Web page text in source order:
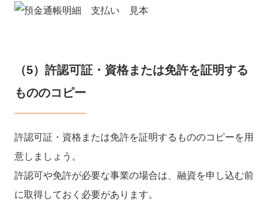
（5）許認可証・資格または免許を証明する
もののコピー
許認可証・資格または免許を証明するもののコピーを用
意しましょう。
許認可や免許が必要な事業の場合は、融資を申し込む前
に取得しておく必要があります。